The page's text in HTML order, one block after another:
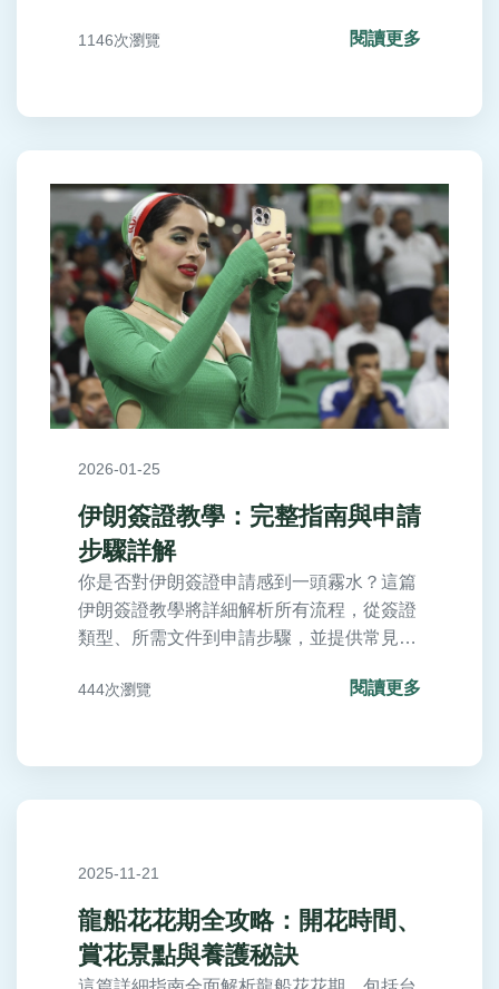
口感。
1146次瀏覽 閱讀更多
2026-01-25
伊朗簽證教學：完整指南與申請
步驟詳解
你是否對伊朗簽證申請感到一頭霧水？這篇
伊朗簽證教學將詳細解析所有流程，從簽證
類型、所需文件到申請步驟，並提供常見問
朗簽證。
444次瀏覽 閱讀更多
2025-11-21
龍船花花期全攻略：開花時間、
賞花景點與養護秘訣